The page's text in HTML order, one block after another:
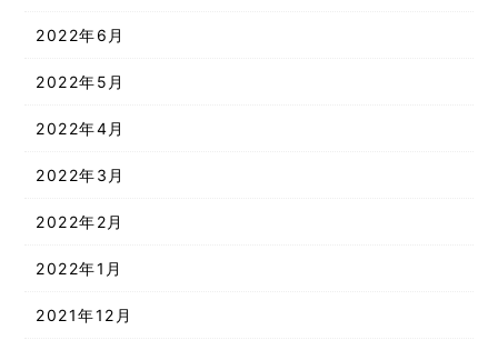
2022年6月
2022年5月
2022年4月
2022年3月
2022年2月
2022年1月
2021年12月